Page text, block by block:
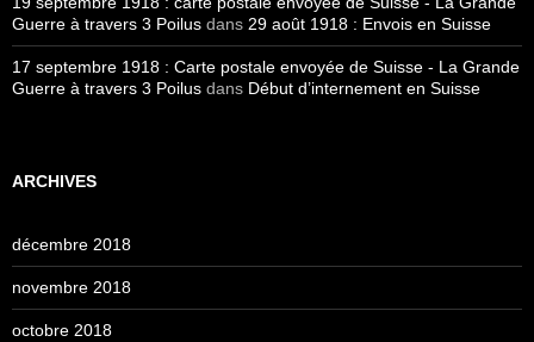
Guerre à travers 3 Poilus dans 29 août 1918 : Envois en Suisse
17 septembre 1918 : Carte postale envoyée de Suisse - La Grande
Guerre à travers 3 Poilus dans Début d’internement en Suisse
ARCHIVES
décembre 2018
novembre 2018
octobre 2018